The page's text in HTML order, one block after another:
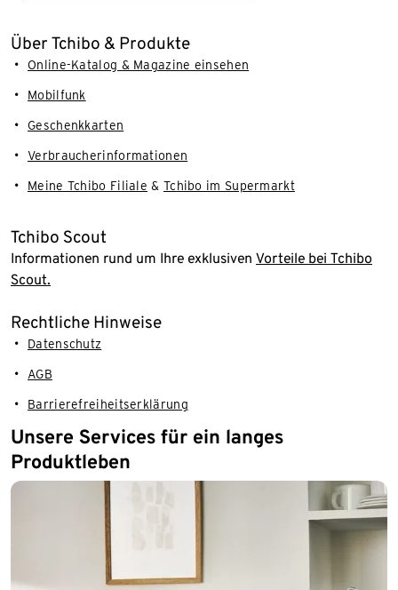
Über Tchibo & Produkte
Online-Katalog & Magazine einsehen
Mobilfunk
Geschenkkarten
Verbraucherinformationen
Meine Tchibo Filiale & Tchibo im Supermarkt
Tchibo Scout
Informationen rund um Ihre exklusiven Vorteile bei Tchibo
Scout.
Rechtliche Hinweise
Datenschutz
AGB
Barrierefreiheitserklärung
Unsere Services für ein langes
Produktleben